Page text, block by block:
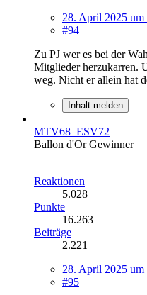
28. April 2025 um
#94
Zu PJ wer es bei der
Mitglieder herzukarren.
weg. Nicht er allein hat
Inhalt melden
MTV68_ESV72
Ballon d'Or Gewinner
Reaktionen
5.028
Punkte
16.263
Beiträge
2.221
28. April 2025 um
#95